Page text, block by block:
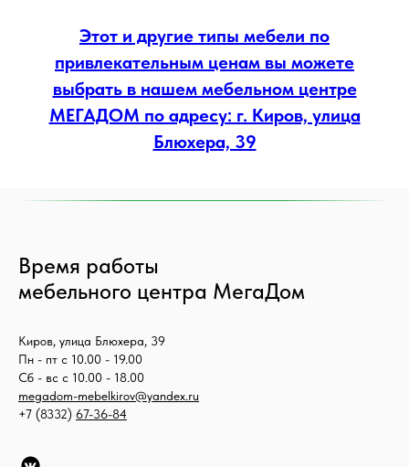
Этот и другие типы мебели по
привлекательным ценам вы можете
выбрать в нашем мебельном центре
МЕГАДОМ по адресу: г. Киров, улица
Блюхера, 39
Время работы
мебельного центра МегаДом
Киров, улица Блюхера, 39
Пн - пт с 10.00 - 19.00
Сб - вс с 10.00 - 18.00
megadom-mebelkirov@yandex.ru
+7 (8332) 67-36-84